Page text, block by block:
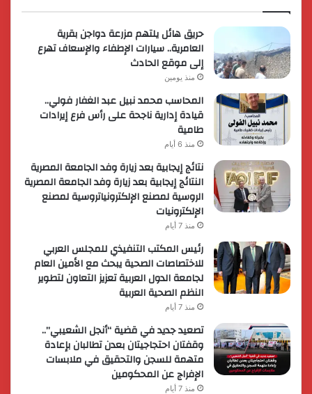
حريق هائل يلتهم مزرعة دواجن بقرية
العامرية.. سيارات الإطفاء والإسعاف تهرع
إلى موقع الحادث
منذ يومين
المحاسب محمد نبيل عبد الغفار فولي..
قيادة إدارية ناجحة على رأس فرع إيرادات
طامية
منذ 6 أيام
نتائج إيجابية بعد زيارة وفد الجامعة المصرية
النتائج إيجابية بعد زيارة وفد الجامعة المصرية
الروسية لمصنع الإلكترونياتروسية لمصنع
الإلكترونيات
منذ 7 أيام
رئيس المكتب التنفيذي للمجلس العربي
للاختصاصات الصحية يبحث مع الأمين العام
لجامعة الدول العربية تعزيز التعاون لتطوير
النظم الصحية العربية
منذ 7 أيام
تصعيد جديد في قضية “أنجل الشعيبي”..
وقفتان احتجاجيتان بعدن تطالبان بإعادة
متهمة للسجن والتحقيق في ملابسات
الإفراج عن المحكومين
منذ 7 أيام